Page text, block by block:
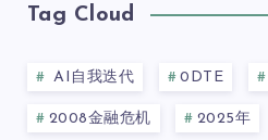
Tag Cloud
AI自我迭代 0DTE
2008金融危机 2025年